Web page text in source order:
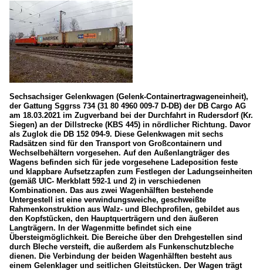
Sechsachsiger Gelenkwagen (Gelenk-Containertragwageneinheit),
der Gattung Sggrss 734 (31 80 4960 009-7 D-DB) der DB Cargo AG
am 18.03.2021 im Zugverband bei der Durchfahrt in Rudersdorf (Kr.
Siegen) an der Dillstrecke (KBS 445) in nördlicher Richtung. Davor
als Zuglok die DB 152 094-9. Diese Gelenkwagen mit sechs
Radsätzen sind für den Transport von Großcontainern und
Wechselbehältern vorgesehen. Auf den Außenlangträger des
Wagens befinden sich für jede vorgesehene Ladeposition feste
und klappbare Aufsetzzapfen zum Festlegen der Ladungseinheiten
(gemäß UIC- Merkblatt 592-1 und 2) in verschiedenen
Kombinationen. Das aus zwei Wagenhälften bestehende
Untergestell ist eine verwindungsweiche, geschweißte
Rahmenkonstruktion aus Walz- und Blechprofilen, gebildet aus
den Kopfstücken, den Hauptquerträgern und den äußeren
Langträgern. In der Wagenmitte befindet sich eine
Übersteigmöglichkeit. Die Bereiche über den Drehgestellen sind
durch Bleche versteift, die außerdem als Funkenschutzbleche
dienen. Die Verbindung der beiden Wagenhälften besteht aus
einem Gelenklager und seitlichen Gleitstücken. Der Wagen trägt